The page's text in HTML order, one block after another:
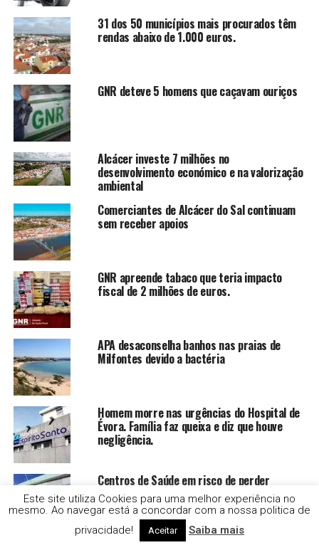
31 dos 50 municípios mais procurados têm
rendas abaixo de 1.000 euros.
GNR deteve 5 homens que caçavam ouriços
Alcácer investe 7 milhões no
desenvolvimento económico e na valorização
ambiental
Comerciantes de Alcácer do Sal continuam
sem receber apoios
GNR apreende tabaco que teria impacto
fiscal de 2 milhões de euros.
APA desaconselha banhos nas praias de
Milfontes devido a bactéria
Homem morre nas urgências do Hospital de
Évora. Família faz queixa e diz que houve
negligência.
Centros de Saúde em risco de perder
financiamento do PRR
Este site utiliza Cookies para uma melhor experiência no
mesmo. Ao navegar está a concordar com a nossa politica de
privacidade!
Aceitar Saiba mais